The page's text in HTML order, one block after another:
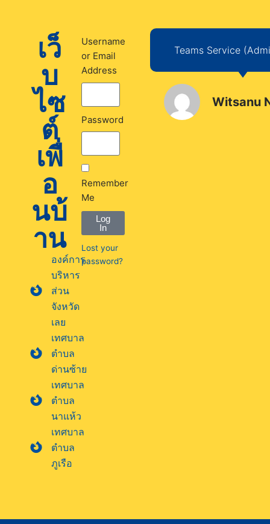
เว็
บ
ไซ
ต์
เพื่
อ
นบ้
าน
องค์การ
บริหาร
ส่วน
จังหวัด
เลย
เทศบาล
ตำบล
ด่านซ้าย
เทศบาล
ตำบล
นาแห้ว
เทศบาล
ตำบล
ภูเรือ
Username
or Email
Address
Password
Remember
Me
Log
In
Lost your
password?
Teams Service
Witsanu